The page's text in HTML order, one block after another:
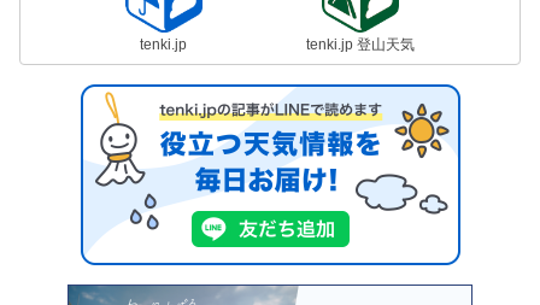
tenki.jp tenki.jp 登山天気